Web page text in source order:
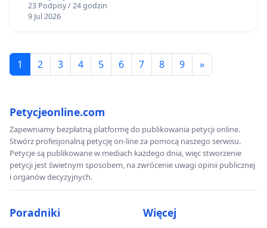
23 Podpisy / 24 godzin
9 Jul 2026
1 2 3 4 5 6 7 8 9 »
Petycjeonline.com
Zapewniamy bezpłatną platformę do publikowania petycji online.
Stwórz profesjonalną petycję on-line za pomocą naszego serwisu.
Petycje są publikowane w mediach każdego dnia, więc stworzenie
petycji jest świetnym sposobem, na zwrócenie uwagi opinii publicznej
i organów decyzyjnych.
Poradniki Więcej